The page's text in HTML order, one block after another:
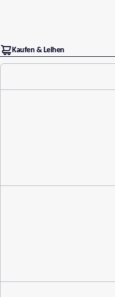
Kaufen & Leihen